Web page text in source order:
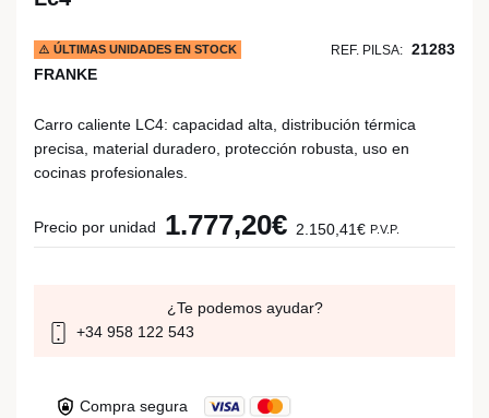
ÚLTIMAS UNIDADES EN STOCK REF. PILSA: 21283
FRANKE
Carro caliente LC4: capacidad alta, distribución térmica
precisa, material duradero, protección robusta, uso en
cocinas profesionales.
Precio por unidad 1.777,20€ 2.150,41€ P.V.P.
¿Te podemos ayudar?
+34 958 122 543
Compra segura